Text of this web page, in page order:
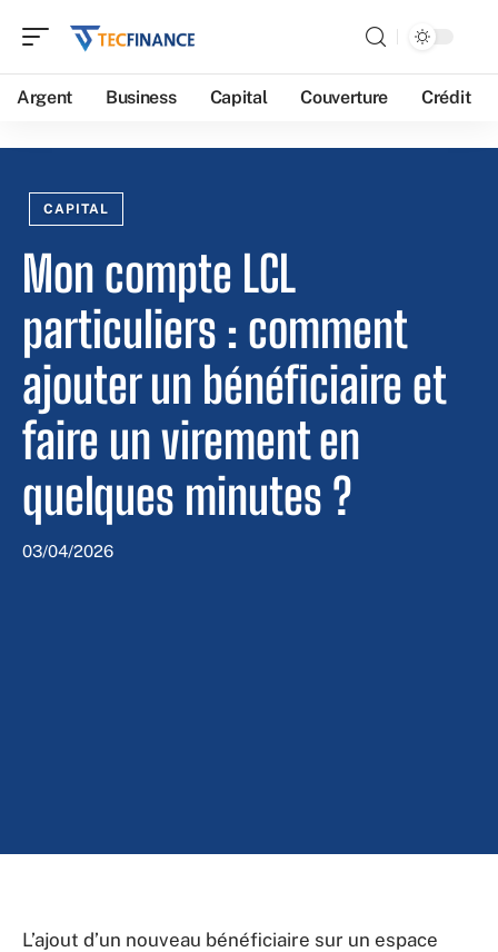
Argent Business Capital Couverture Crédit
CAPITAL
Mon compte LCL
particuliers : comment
ajouter un bénéficiaire et
faire un virement en
quelques minutes ?
03/04/2026
L’ajout d’un nouveau bénéficiaire sur un espace